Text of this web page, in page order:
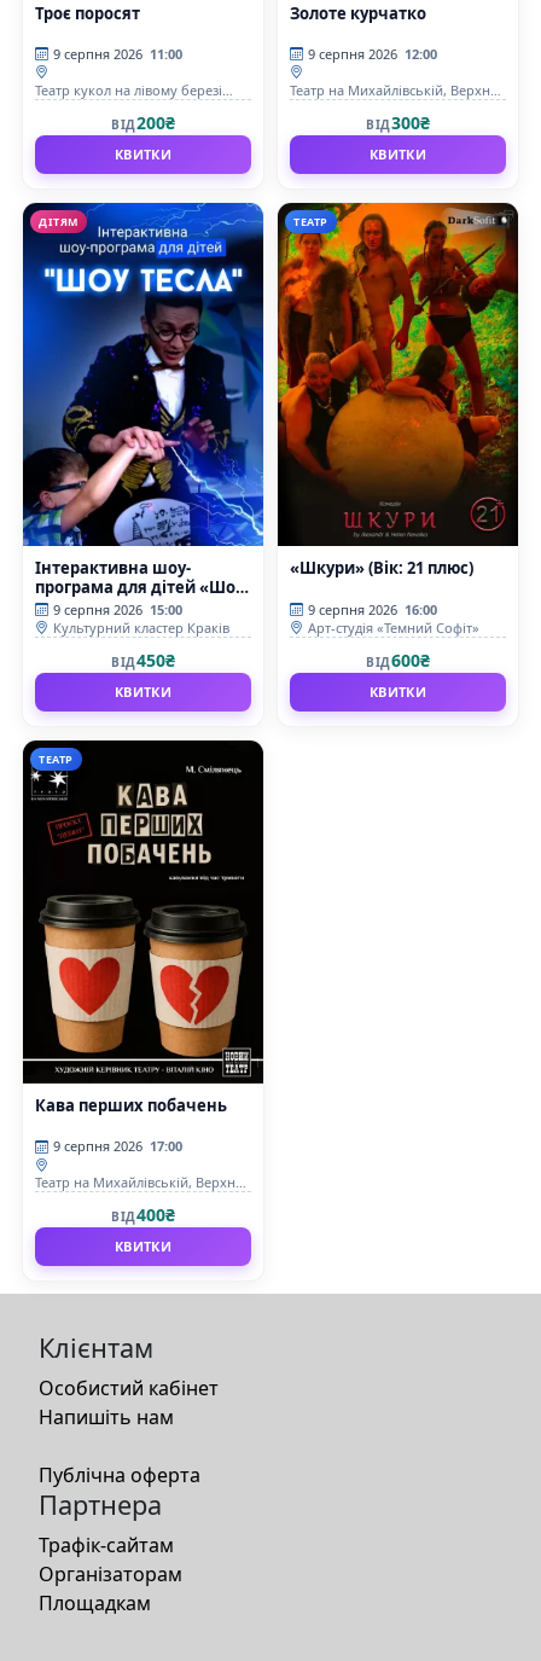
Троє поросят
9 серпня 2026 11:00
Театр кукол на лівому березі
ВІД200₴
КВИТКИ
Золоте курчатко
9 серпня 2026 12:00
Театр на Михайлівській, Верхня
ВІД300₴
КВИТКИ
ДІТЯМ
Інтерактивна шоу-
програма для дітей «Шоу
Тесла»
9 серпня 2026 15:00
Культурний кластер Краків
ВІД450₴
КВИТКИ
ТЕАТР
«Шкури» (Вік: 21 плюс)
9 серпня 2026 16:00
Арт-студія «Темний Софіт»
ВІД600₴
КВИТКИ
ТЕАТР
Кава перших побачень
9 серпня 2026 17:00
Театр на Михайлівській, Верхня
ВІД400₴
КВИТКИ
Клієнтам
Особистий кабінет
Напишіть нам
Публічна оферта
Партнера
Трафік-сайтам
Організаторам
Площадкам